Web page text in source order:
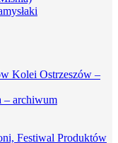
Kolei Ostrzeszów –
– archiwum
Festiwal Produktów